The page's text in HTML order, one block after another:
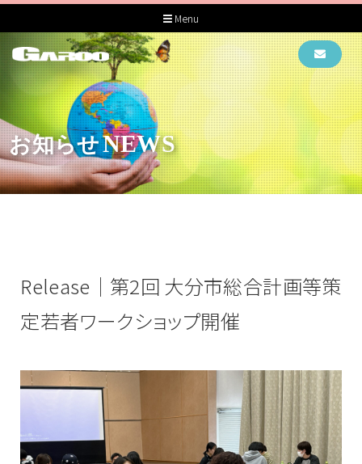
Menu
お知らせNEWS
Release｜第2回 大分市総合計画等策
定若者ワークショップ開催